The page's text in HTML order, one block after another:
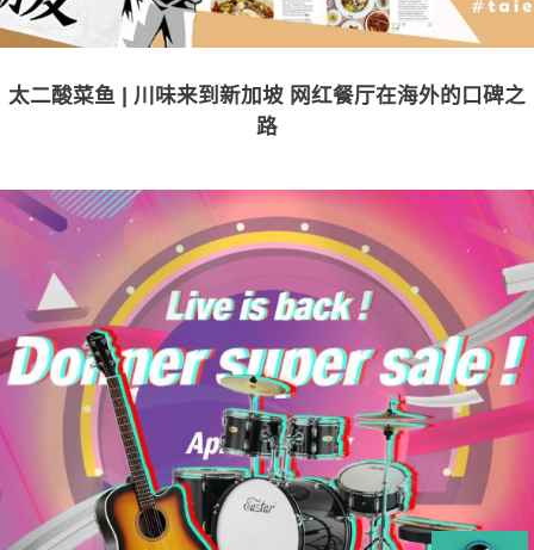
太二酸菜鱼 | 川味来到新加坡 网红餐厅在海外的口碑之
路